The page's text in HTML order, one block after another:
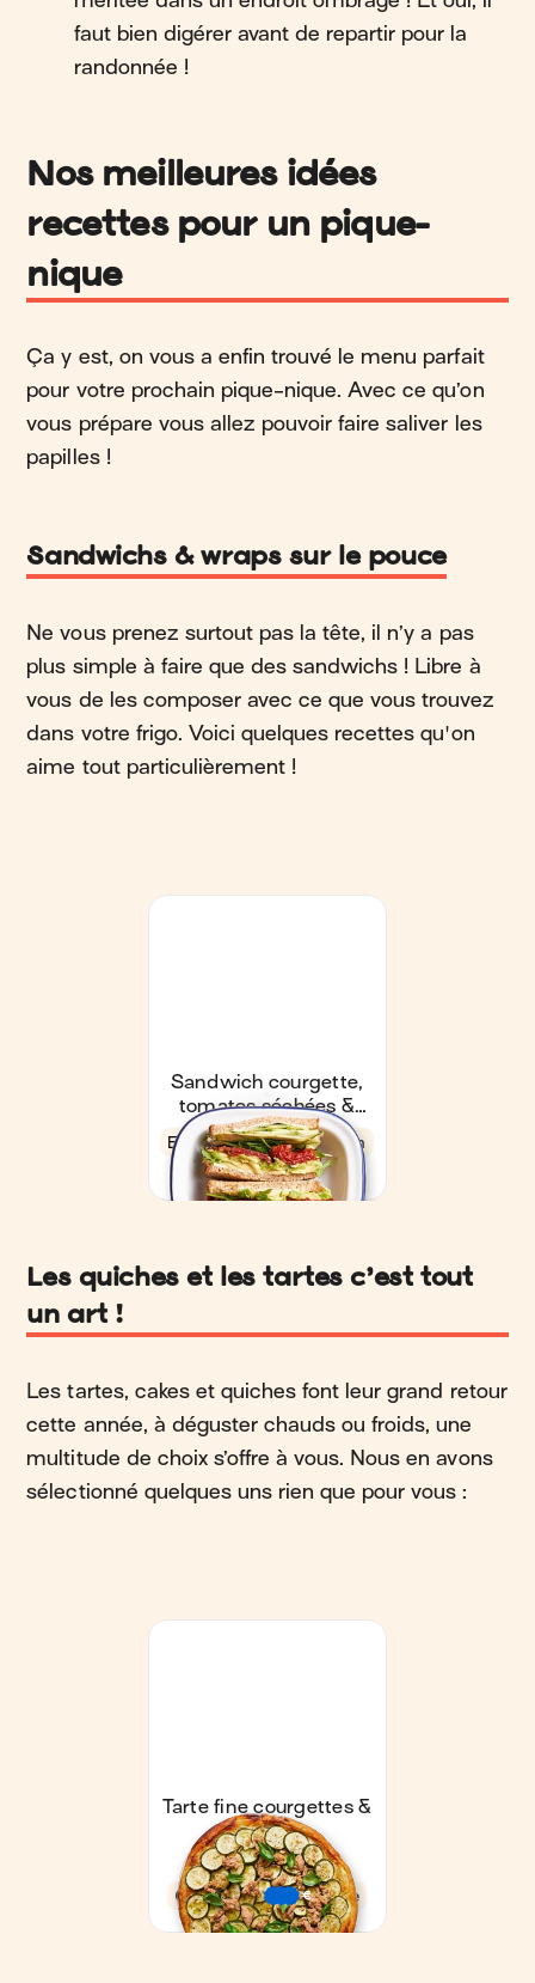
faut bien digérer avant de repartir pour la
randonnée !
Nos meilleures idées
recettes pour un pique-
nique
Ça y est, on vous a enfin trouvé le menu parfait
pour votre prochain pique-nique. Avec ce qu’on
vous prépare vous allez pouvoir faire saliver les
papilles !
Sandwichs & wraps sur le pouce
Ne vous prenez surtout pas la tête, il n’y a pas
plus simple à faire que des sandwichs ! Libre à
vous de les composer avec ce que vous trouvez
dans votre frigo. Voici quelques recettes qu'on
aime tout particulièrement !
Les quiches et les tartes c’est tout
un art !
Les tartes, cakes et quiches font leur grand retour
cette année, à déguster chauds ou froids, une
multitude de choix s’offre à vous. Nous en avons
sélectionné quelques uns rien que pour vous :